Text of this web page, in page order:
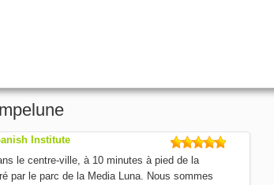
Institute
le centre-ville, à 10 minutes à pied de la
par le parc de la Media Luna. Nous sommes